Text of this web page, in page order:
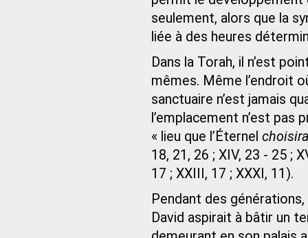
seulement, alors que la
liée à des heures
Dans la Torah, il n’est
mêmes. Même l’endroit
sanctuaire n’est jamais
l’emplacement n’est
« lieu que l’Éternel choisira
18, 21, 26 ; XIV, 23 - 25 ;
17 ; XXIII, 17 ; XXXI, 11).
Pendant des
David aspirait à bâtir un